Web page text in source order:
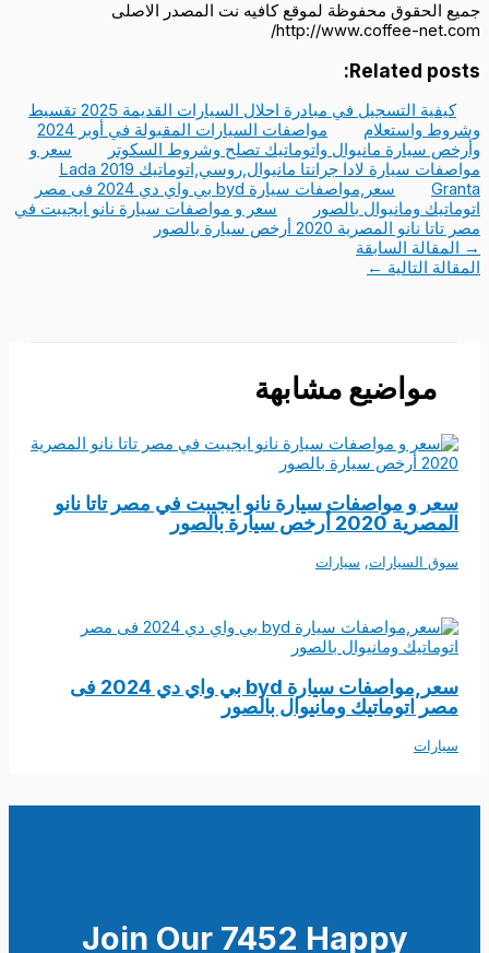
جميع الحقوق محفوظة لموقع كافيه نت المصدر الاصلى
http://www.coffee-net.com/
Related posts:
كيفية التسجيل في مبادرة احلال السيارات القديمة 2025 تقسيط
وشروط واستعلام
مواصفات السيارات المقبولة في أوبر 2024
وأرخص سيارة مانيوال واتوماتيك تصلح وشروط السكوتر
سعر و
مواصفات سيارة لادا جرانتا مانيوال,روسي,اتوماتيك 2019 Lada
Granta
سعر,مواصفات سيارة byd بي واي دي 2024 فى مصر
اتوماتيك ومانيوال بالصور
سعر و مواصفات سيارة نانو ايجيبت في
مصر تاتا نانو المصرية 2020 أرخص سيارة بالصور
→ المقالة السابقة
المقالة التالية ←
مواضيع مشابهة
سعر و مواصفات سيارة نانو ايجيبت في مصر تاتا نانو
المصرية 2020 أرخص سيارة بالصور
سوق السيارات, سيارات
سعر,مواصفات سيارة byd بي واي دي 2024 فى
مصر اتوماتيك ومانيوال بالصور
سيارات
Join Our 7452 Happy